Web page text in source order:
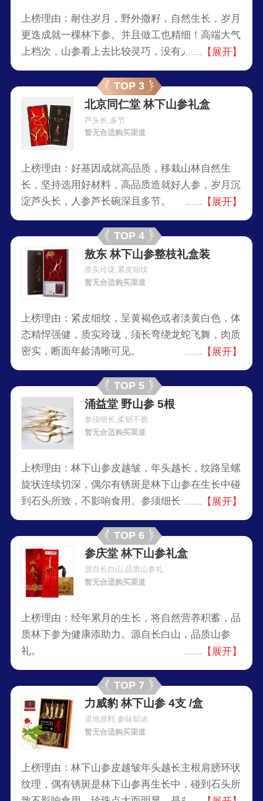
上榜理由：耐住岁月，野外撒籽，自然生长，岁月
更迭成就一棵林下参。并且做工也精细！高端大气
上档次，山参看上去比较灵巧，没有人工种植的肥
胖感。
【展开】
TOP 3
北京同仁堂 林下山参礼盒
芦头长,多节
暂无合适购买渠道
上榜理由：好基因成就高品质，移栽山林自然生
长，坚持选用好材料，高品质造就好人参，岁月沉
淀芦头长，人参芦长碗深且多节。
【展开】
TOP 4
敖东 林下山参整枝礼盒装
质实玲珑,紧皮细纹
暂无合适购买渠道
上榜理由：紧皮细纹，呈黄褐色或者淡黄白色，体
态精悍强健，质实玲珑，须长弯绕龙蛇飞舞，肉质
密实，断面年龄清晰可见。
【展开】
TOP 5
涌益堂 野山参 5根
参须细长,柔韧不脆
暂无合适购买渠道
上榜理由：林下山参皮越皱，年头越长，纹路呈螺
旋状连续切深，偶尔有锈斑是林下山参在生长中碰
到石头所致，不影响食用。参须细长，柔韧不脆。
【展开】
TOP 6
参庆堂 林下山参礼盒
源自长白山,品质山参礼
暂无合适购买渠道
上榜理由：经年累月的生长，将自然营养积蓄，品
质林下参为健康添助力。源自长白山，品质山参
礼。
【展开】
TOP 7
力威豹 林下山参 4支 /盒
道地原料,参味郁浓
暂无合适购买渠道
上榜理由：林下山参皮越皱年头越长主根肩膀环状
纹理，偶有锈斑是林下山参再生长中，碰到石头所